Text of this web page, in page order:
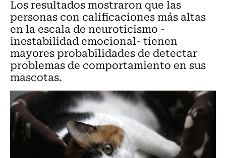
Los resultados mostraron que las
personas con calificaciones más altas
en la escala de neuroticismo -
inestabilidad emocional- tienen
mayores probabilidades de detectar
problemas de comportamiento en sus
mascotas.